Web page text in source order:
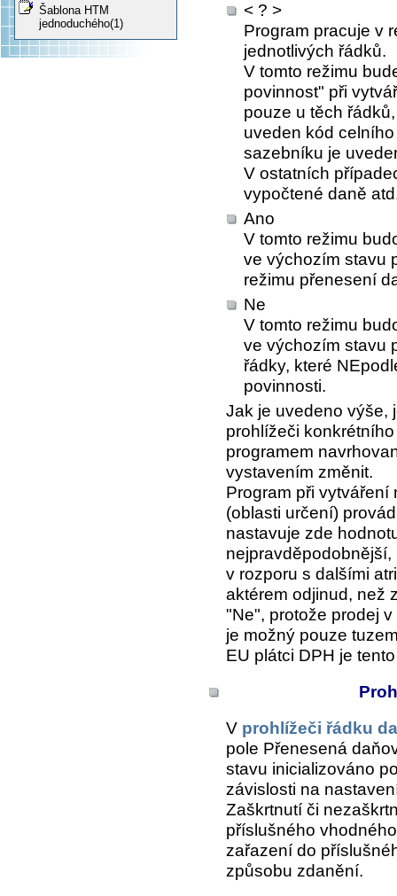
Šablona HTM
jednoduchého(1)
< ? >
Program pracuje v
jednotlivých řádků.
V tomto režimu
povinnost" při
pouze u těch
uveden kód
sazebníku je
V ostatních
vypočtené daně
Ano
V tomto režimu
ve výchozím stavu
režimu přenesení
Ne
V tomto režimu
ve výchozím stavu
řádky, které
povinnosti.
Jak je uvedeno výše,
prohlížeči
programem
vystavením změnit.
Program při vytváření
(oblasti určení)
nastavuje zde
v rozporu s dalšími
aktérem odjinud, než
"Ne", protože prodej
je možný pouze
EU plátci DPH je
V prohlížeči řádku
pole Přenesená
stavu inicializováno
závislosti na
Zaškrtnutí či
příslušného
zařazení do
způsobu zdanění.